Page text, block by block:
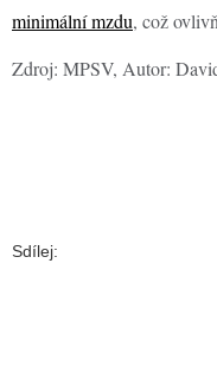
minimální mzdu, což
Zdroj: MPSV, Autor:
Sdílej: